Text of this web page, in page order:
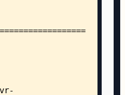
├──
├──
├── Lazy.java
├── MatchError.java
├── Memoized.java
├── package-
├──